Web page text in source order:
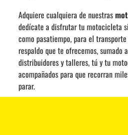
Adquiere cualquiera de nuestras
dedícate a disfrutar tu motocicleta
como pasatiempo, para el
respaldo que te ofrecemos, sumado
distribuidores y talleres, tú y tu
acompañados para que recorran
parar.